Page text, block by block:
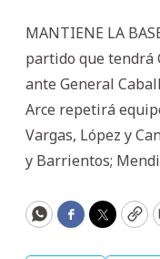
MANTIENE LA
partido que tendrá
ante General
Arce repetirá
Vargas, López y
y Barrientos;
WhatsApp
Facebook
Twitter